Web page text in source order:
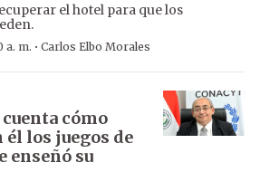
el hotel para que los
a. m. · Carlos Elbo Morales
cómo
los juegos de
enseñó su